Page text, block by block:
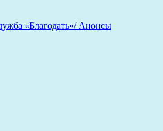
«Благодать»/ Анонсы